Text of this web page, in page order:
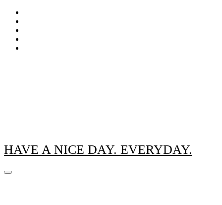
Zum
Inhalt
springen
HAVE A NICE DAY. EVERYDAY.